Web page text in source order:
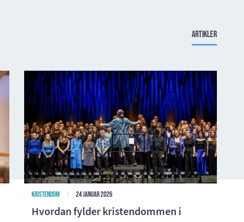
Artikler
Kristendom 24 januar 2026
Hvordan fylder kristendommen i